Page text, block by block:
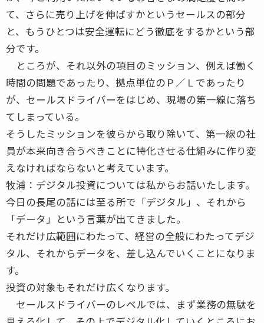
て、さらに売り上げを伸ばすかというセールスの部分
と、もうひとつは安全運転にどう徹底をするかという部
分です。
ところが、それ以外の項目のミッション、例えば働く
時間の問題であったり、拠点単位のＰ／Ｌであったり
が、セールスドライバーをはじめ、現場の第一線に落ち
てしまっている。
そうしたミッションを彼らから取り除いて、第一線の社
員が本来向き合うべきことに特化させる仕組みに作り変
えなければならないと考えています。
牧浦：デジタル投資については私からお話いたします。
今日の長尾の話には至る所で「デジタル」、それから
「データ」という言葉が出てきました。
それだけ広範囲にわたって、経営の全般にわたってデジ
タル、それからデータを、差し込んでいくことになりま
す。
投資の対象もそれだけ広くなります。
セールスドライバーのレベルでは、まず業務の無駄を